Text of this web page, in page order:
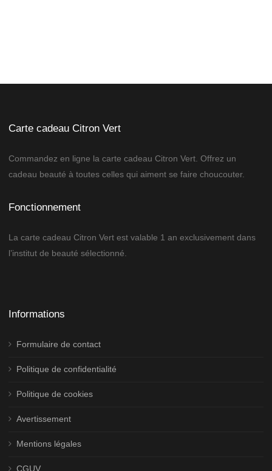
Carte cadeau Citron Vert
Commandez en ligne la carte cadeau Citron Vert. Offrez un
cadeau beauté à toutes celles qui aiment se faire choucouter.
Fonctionnement
La carte cadeau Citron Vert est valable 1 an exclusivement dans
l’institut de beauté sélectionné.
Informations
Formulaire de contact
Politique de confidentialité
Politique de cookies
Avertissement
Mentions légales
CGUV